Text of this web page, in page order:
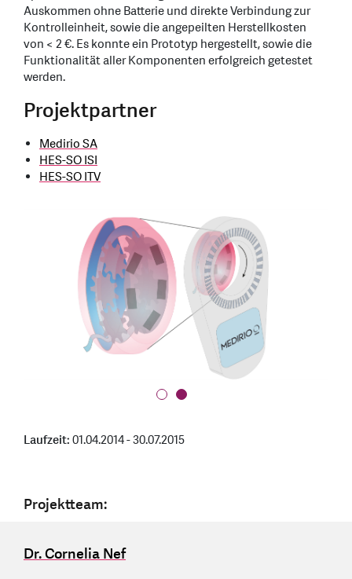
Auskommen ohne Batterie und direkte Verbindung zur
Kontrolleinheit, sowie die angepeilten Herstellkosten
von < 2 €. Es konnte ein Prototyp hergestellt, sowie die
Funktionalität aller Komponenten erfolgreich getestet
werden.
Projektpartner
Medirio SA
HES-SO ISI
HES-SO ITV
Laufzeit:01.04.2014 - 30.07.2015
Projektteam:
Dr. Cornelia Nef